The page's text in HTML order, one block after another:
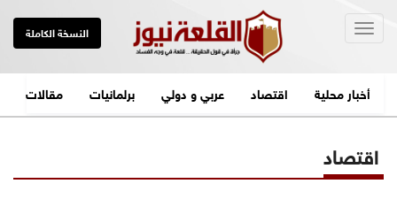
النسخة الكاملة
أخبار محلية اقتصاد عربي و دولي برلمانيات مقالات
اقتصاد